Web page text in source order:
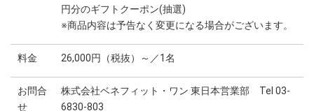
円分のギフトクーポン(抽選)
※商品内容は予告なく変更になる場合がございます。
料金 26,000円（税抜）～／1名
お問合
せ
株式会社ベネフィット・ワン 東日本営業部 Tel 03-
6830-803